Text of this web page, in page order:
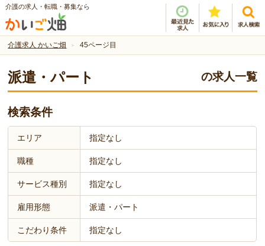
介護の求人・転職・募集なら
介護求人 かいご畑 45ページ目
派遣・パート の求人一覧
検索条件
エリア 指定なし
職種 指定なし
サービス種別 指定なし
雇用形態 派遣・パート
こだわり条件 指定なし